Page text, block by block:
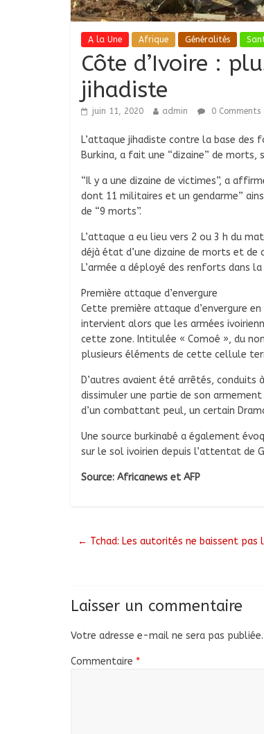
A la Une Afrique Généralités
Côte d’Ivoire :
jihadiste
juin 11, 2020 admin 0 Comments
L’attaque jihadiste contre la base des
Burkina, a fait une “dizaine” de morts,
“Il y a une dizaine de victimes”, a
dont 11 militaires et un gendarme”
de “9 morts”.
L’attaque a eu lieu vers 2 ou 3 h du
déjà état d’une dizaine de morts et de
L’armée a déployé des renforts dans la
Première attaque d’envergure
Cette première attaque d’envergure
intervient alors que les armées
cette zone. Intitulée « Comoé », du
plusieurs éléments de cette cellule
D’autres avaient été arrêtés, conduits
dissimuler une partie de son
d’un combattant peul, un certain
Une source burkinabé a également
sur le sol ivoirien depuis l’attentat de
Source: Africanews et AFP
← Tchad: Les autorités ne baissent pas
Laisser un commentaire
Votre adresse e-mail ne sera pas publiée.
Commentaire *